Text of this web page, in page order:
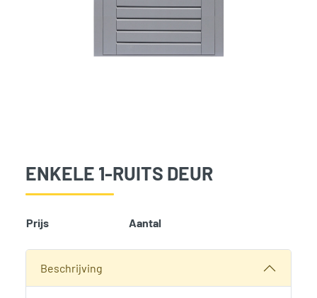
ENKELE 1-RUITS DEUR
Prijs Aantal
Beschrijving